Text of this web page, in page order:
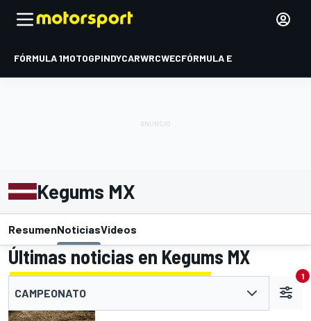
FÓRMULA 1MOTOGPINDYCARWRCWECFÓRMULA E
Kegums MX
ResumenNoticiasVideos
Últimas noticias en Kegums MX
CAMPEONATO
1